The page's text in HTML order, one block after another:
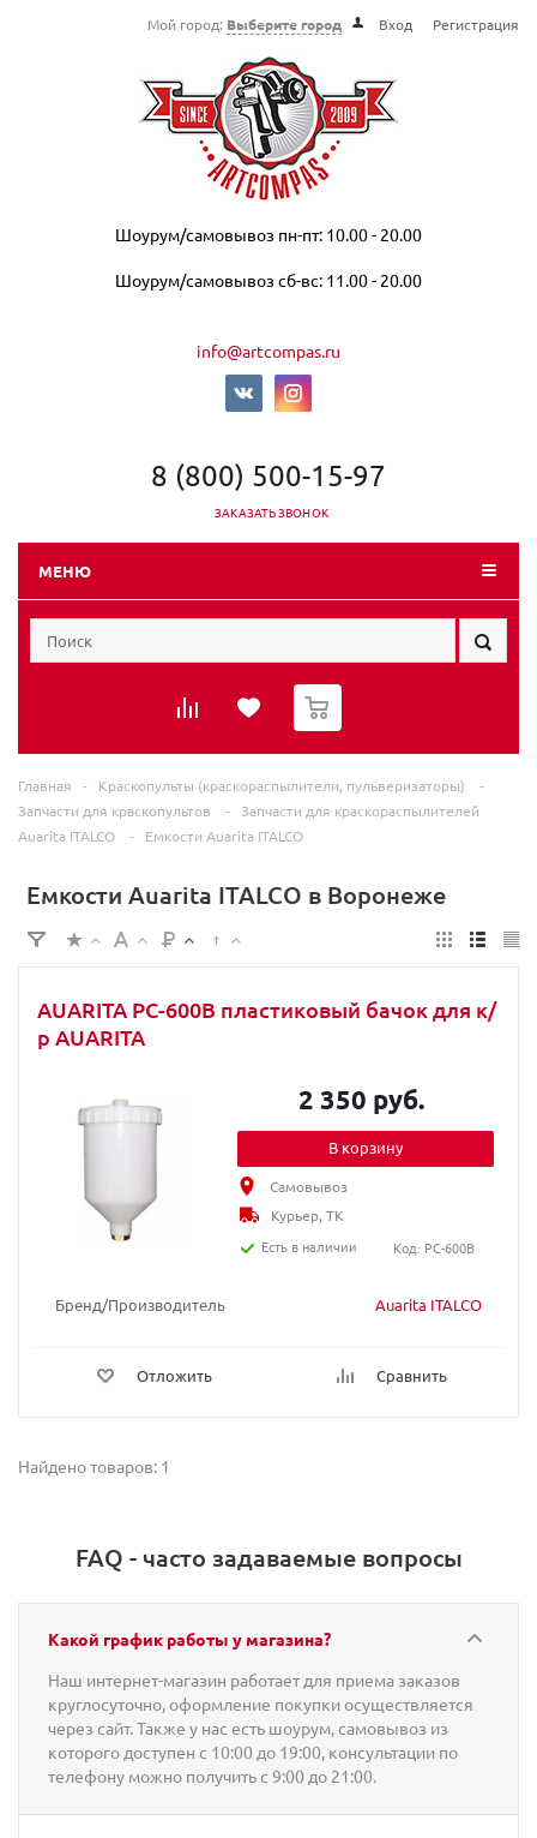
Мой город: Выберите город Вход Регистрация
Шоурум/самовывоз пн-пт: 10.00 - 20.00
Шоурум/самовывоз сб-вс: 11.00 - 20.00
info@artcompas.ru
8 (800) 500-15-97
ЗАКАЗАТЬ ЗВОНОК
МЕНЮ
0
Главная - Краскопульты (краскораспылители, пульверизаторы)
-
Запчасти для краскопультов
-
Запчасти для краскораспылителей
Auarita ITALCO
- Емкости Auarita ITALCO
Емкости Auarita ITALCO в Воронеже
AUARITA PC-600B пластиковый бачок для к/
р AUARITA
Бренд/Производитель Auarita ITALCO
Отложить Сравнить
2 350 руб.
В корзину
Самовывоз
Курьер, ТК
Есть в наличии
Код: PC-600B
Найдено товаров: 1
FAQ - часто задаваемые вопросы
Какой график работы у магазина?
Наш интернет-магазин работает для приема заказов
круглосуточно, оформление покупки осуществляется
через сайт. Также у нас есть шоурум, самовывоз из
которого доступен с 10:00 до 19:00, консультации по
телефону можно получить с 9:00 до 21:00.